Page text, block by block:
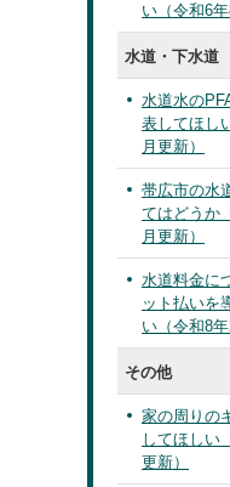
い（令和6年
水道・下水道
水道水の
表してほし
月更新）
帯広市の水
てはどうか
月更新）
水道料金に
ット払いを
い（令和8年
その他
家の周りの
してほしい
更新）